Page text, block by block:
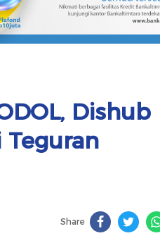
Dishub
Teguran
Share